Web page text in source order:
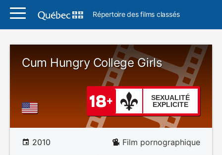
Répertoire des films classés
Cum Hungry College Girls
SEXUALITÉ
EXPLICITE
2010 Film pornographique